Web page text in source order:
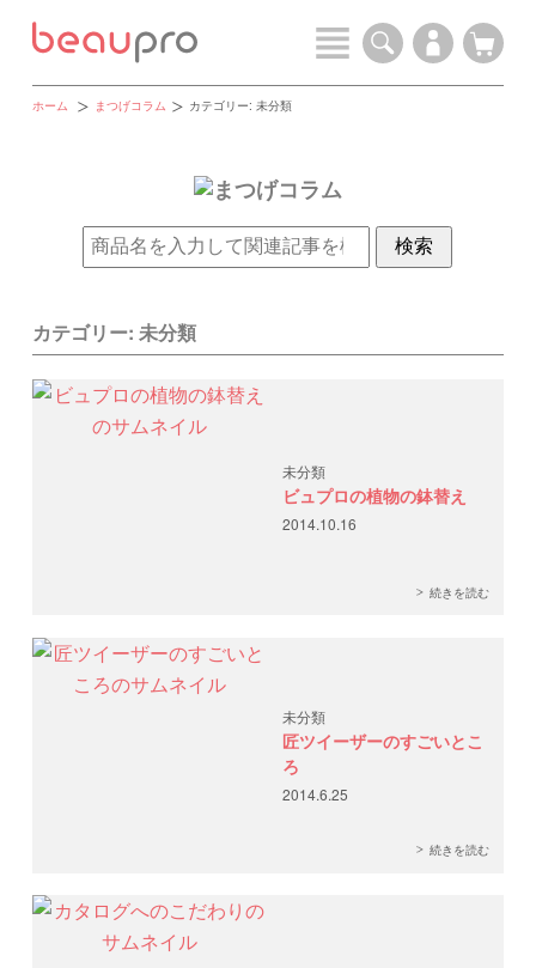
ホーム まつげコラム カテゴリー: 未分類
カテゴリー: 未分類
未分類
ビュプロの植物の鉢替え
2014.10.16
続きを読む
未分類
匠ツイーザーのすごいとこ
ろ
2014.6.25
続きを読む